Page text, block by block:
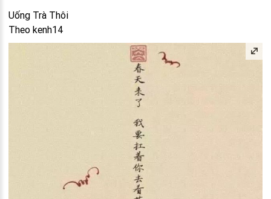
Uống Trà Thôi
Theo kenh14